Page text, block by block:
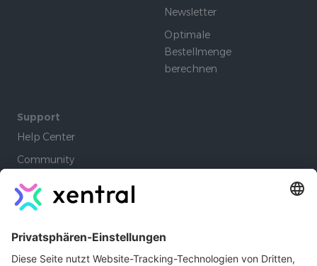
Newsletter
Optimale
Bestellmenge
berechnen
Support
Help Center
Community
Academy
Lernpfade
Company
Autoren